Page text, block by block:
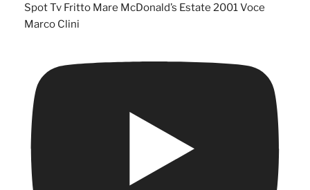
Spot Tv Fritto Mare McDonald’s Estate 2001 Voce
Marco Clini